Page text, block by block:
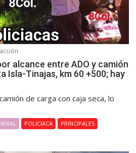
alcance entre ADO y camión
Isla-Tinajas, km 60 +500; hay
de carga con caja seca, lo
POLICIACA
PRINCIPALES